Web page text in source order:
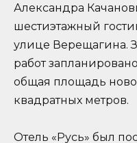
Александра
шестиэтажный
улице Верещагина.
работ
общая площадь
квадратных метров.
Отель «Русь» был